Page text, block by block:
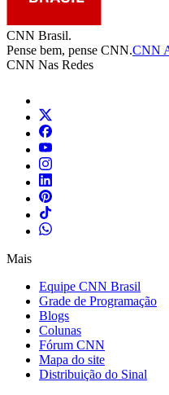
CNN Brasil.
Pense bem, pense CNN.CNN
CNN Nas Redes
Mais
Equipe CNN Brasil
Grade de Programação
Blogs
Colunas
Fórum CNN
Mapa do site
Distribuição do Sinal